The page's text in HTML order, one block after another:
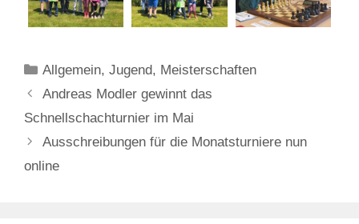
Kategorien
Allgemein,Jugend, Meisterschaften
Andreas Modler gewinnt das
Schnellschachturnier im Mai
Ausschreibungen für die Monatsturniere nun
online